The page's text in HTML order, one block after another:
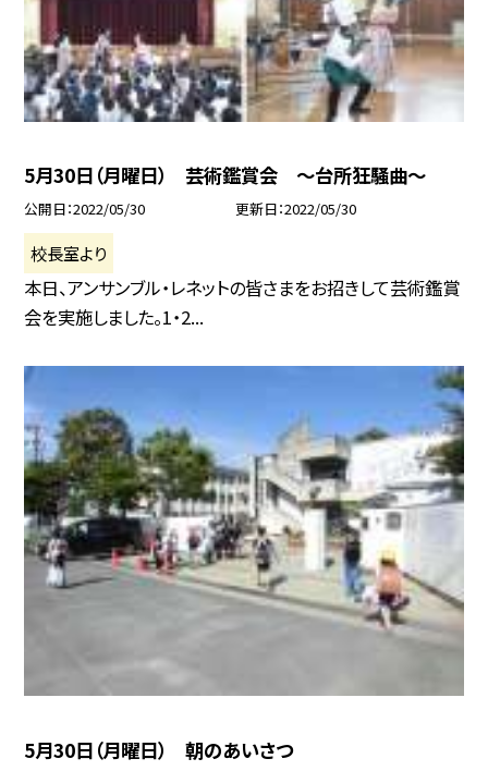
5月30日（月曜日） 芸術鑑賞会 〜台所狂騒曲〜
公開日 2022/05/30 更新日 2022/05/30
校長室より
本日、アンサンブル・レネットの皆さまをお招きして芸術鑑賞
会を実施しました。1・2...
5月30日（月曜日） 朝のあいさつ